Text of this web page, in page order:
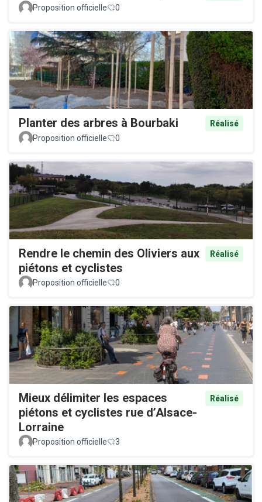
Proposition officielle
0
Planter des arbres à Bourbaki
Réalisé
Proposition officielle
0
Rendre le chemin des Oliviers aux
piétons et cyclistes
Réalisé
Proposition officielle 0
Mieux délimiter les espaces
piétons et cyclistes rue d’Alsace-
Lorraine
Réalisé
Proposition officielle 3